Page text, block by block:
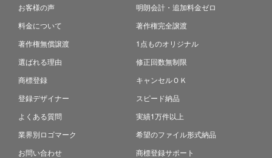
お客様の声
料金について
著作権無償譲渡
選ばれる理由
商標登録
登録デザイナー
よくある質問
業界別ロゴマーク
お問い合わせ
明朗会計・追加料金ゼロ
著作権完全譲渡
1点ものオリジナル
修正回数無制限
キャンセルＯＫ
スピード納品
実績1万件以上
希望のファイル形式納品
商標登録サポート